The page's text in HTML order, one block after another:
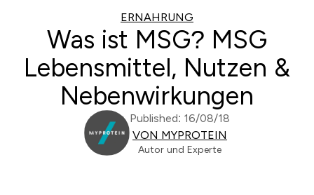
ERNAHRUNG
Was ist MSG? MSG
Lebensmittel, Nutzen &
Nebenwirkungen
Published: 16/08/18
VON MYPROTEIN
Autor und Experte